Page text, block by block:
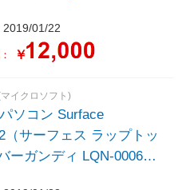
/Office HomeandBusiness
8GB /SSD：256GB
2019/01/22
￥
イクロソフト)
ソコン Surface
（サーフェス ラップトッ
ーガンディ LQN-00060